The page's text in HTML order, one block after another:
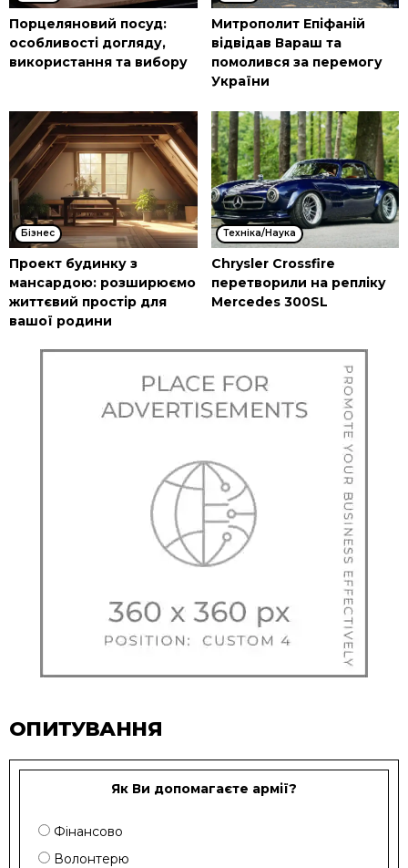
Порцеляновий посуд:
особливості догляду,
використання та вибору
Митрополит Епіфаній
відвідав Вараш та
помолився за перемогу
України
Бізнес
Проект будинку з
мансардою: розширюємо
життєвий простір для
вашої родини
Техніка/Наука
Chrysler Crossfire
перетворили на репліку
Mercedes 300SL
ОПИТУВАННЯ
Як Ви допомагаєте армії?
Фінансово
Волонтерю